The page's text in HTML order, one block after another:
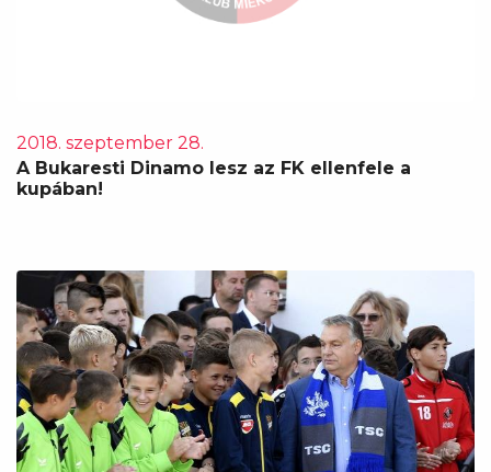
2018. szeptember 28.
A Bukaresti Dinamo lesz az FK ellenfele a
kupában!